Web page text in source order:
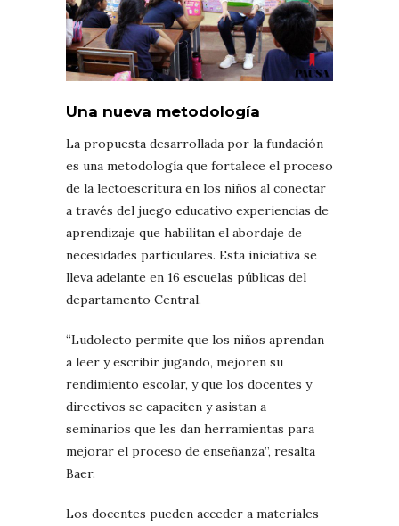
Una nueva metodología
La propuesta desarrollada por la fundación
es una metodología que fortalece el proceso
de la lectoescritura en los niños al conectar
a través del juego educativo experiencias de
aprendizaje que habilitan el abordaje de
necesidades particulares. Esta iniciativa se
lleva adelante en 16 escuelas públicas del
departamento Central.
“Ludolecto permite que los niños aprendan
a leer y escribir jugando, mejoren su
rendimiento escolar, y que los docentes y
directivos se capaciten y asistan a
seminarios que les dan herramientas para
mejorar el proceso de enseñanza”, resalta
Baer.
Los docentes pueden acceder a materiales